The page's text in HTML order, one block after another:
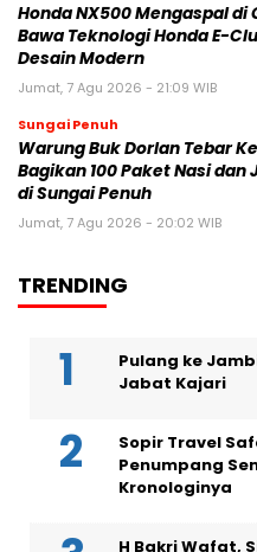
Honda NX500 Mengaspal di
Bawa Teknologi Honda E-
Desain Modern
Jumat, 7 Agu 2026 - 21:09 WIB
Sungai Penuh
Warung Buk Dorlan Tebar
Bagikan 100 Paket Nasi dan
di Sungai Penuh
Jumat, 7 Agu 2026 - 20:02 WIB
TRENDING
Pulang ke
Jabat Kajari
Sopir Travel
Penumpang
Kronologinya
H Bakri Wafat,